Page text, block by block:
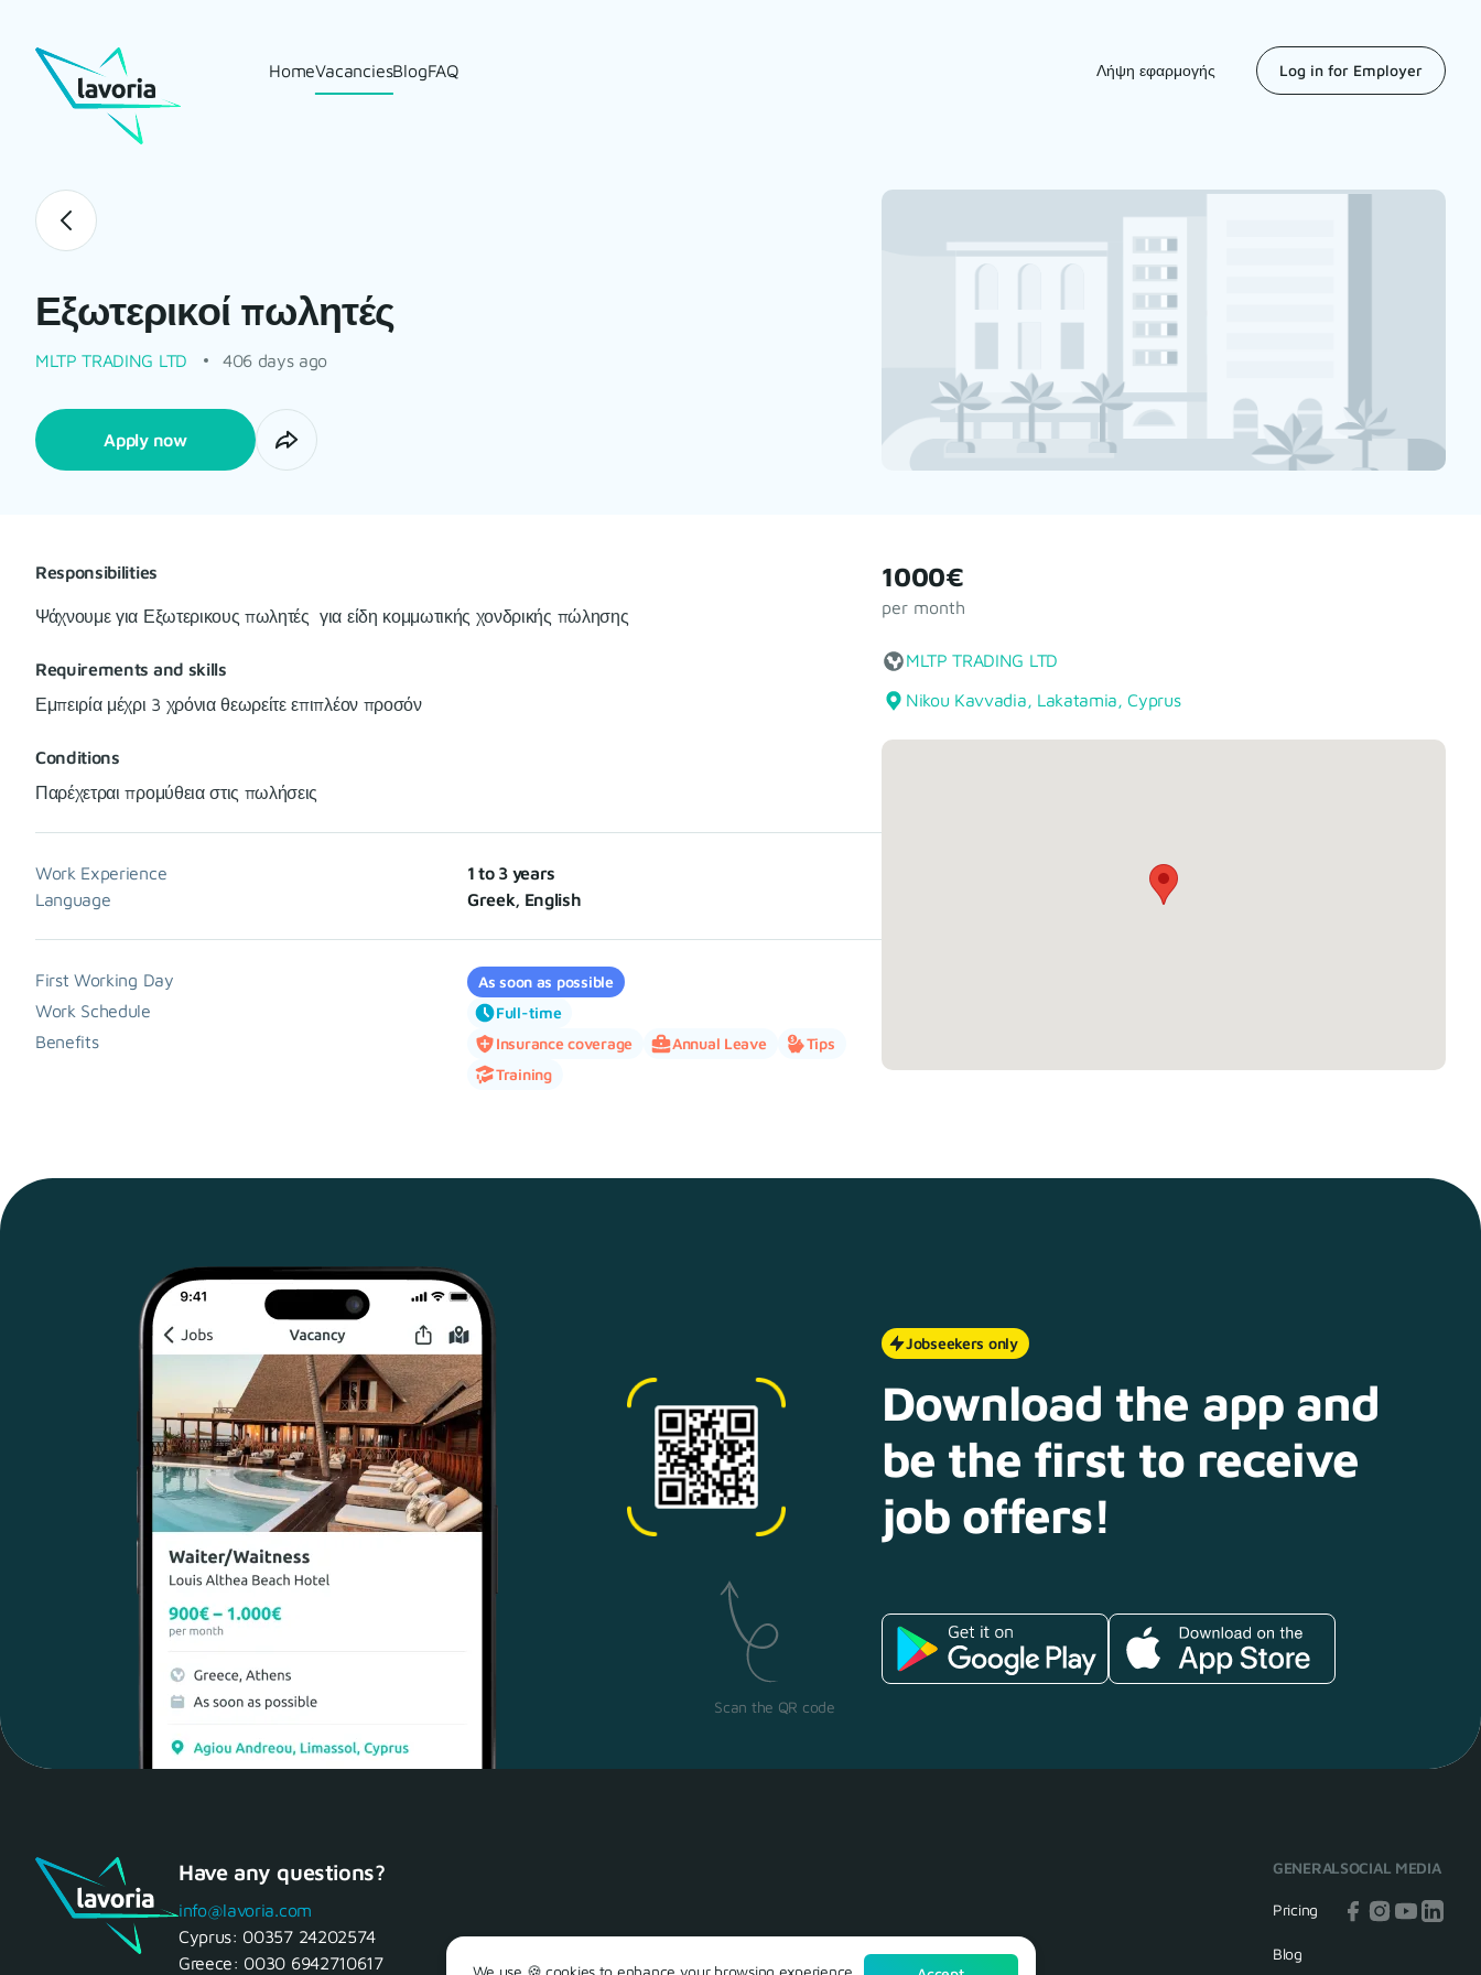
HomeVacanciesBlogFAQ Λήψη εφαρμογής Log in for Employer
Εξωτερικοί πωλητές
MLTP TRADING LTD 406 days ago
Apply now
Responsibilities
Ψάχνουμε για Εξωτερικους πωλητές για είδη κομμωτικής χονδρικής πώλησης
Requirements and skills
Εμπειρία μέχρι 3 χρόνια θεωρείτε επιπλέον προσόν
Conditions
Παρέχετραι προμύθεια στις πωλήσεις
Work Experience
1 to 3 years
Language
Greek, English
First Working Day As soon as possible
Work Schedule Full-time
Benefits Insurance coverage Annual Leave
Tips
Training
1000€
per month
MLTP TRADING LTD
Nikou Kavvadia, Lakatamia, Cyprus
Scan the QR code
Jobseekers only
Download the app and
be the first to receive
job offers!
Have any questions?
info@lavoria.com
Cyprus: 00357 24202574
Greece: 0030 6942710617
GENERAL
Pricing
Blog
SOCIAL MEDIA
We use 🍪 cookies to enhance your browsing experience.